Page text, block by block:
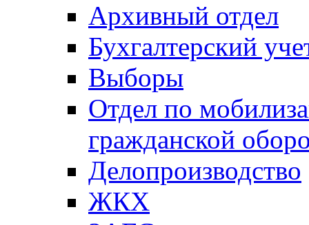
Архивный отдел
Бухгалтерский
Выборы
Отдел по
гражданской
Делопроизводство
ЖКХ